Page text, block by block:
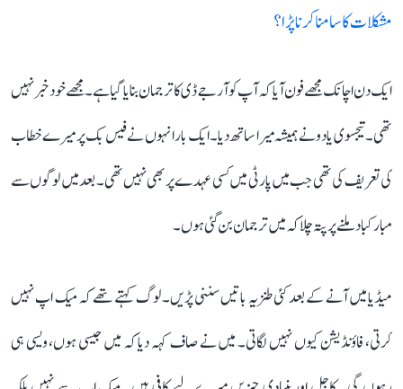
مشکلات کا سامنا کرنا پڑا؟
ایک دن اچانک مجھے فون آیا کہ آپ کو آر جے ڈی کا ترجمان بنایا گیا ہے۔ مجھے خود خبر نہیں
تھی۔ تیجسوی یادو نے ہمیشہ میرا ساتھ دیا۔ ایک بار انہوں نے فیس بک پر میرے خطاب
کی تعریف کی تھی جب میں پارٹی میں کسی عہدے پر بھی نہیں تھی۔ بعد میں لوگوں سے
مبارکباد ملنے پر پتہ چلا کہ میں ترجمان بن گئی ہوں۔
میڈیا میں آنے کے بعد کئی طنزیہ باتیں سننی پڑیں۔ لوگ کہتے تھے کہ میک اپ نہیں
کرتی، فاؤنڈیشن کیوں نہیں لگاتی۔ میں نے صاف کہہ دیا کہ میں جیسی ہوں، ویسی ہی